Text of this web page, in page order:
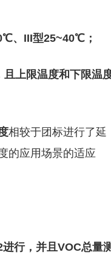
、III型25~40℃；
上限温度和下限温
相较于团标进行了延
的应用场景的适应
行，并且VOC总量